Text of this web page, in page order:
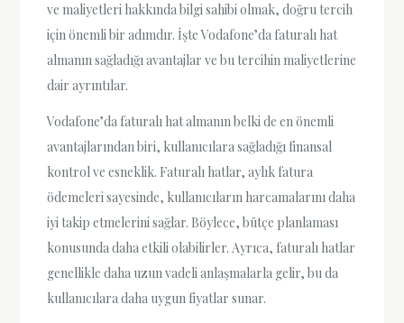
ve maliyetleri hakkında bilgi sahibi olmak, doğru tercih
için önemli bir adımdır. İşte Vodafone’da faturalı hat
almanın sağladığı avantajlar ve bu tercihin maliyetlerine
dair ayrıntılar.
Vodafone’da faturalı hat almanın belki de en önemli
avantajlarından biri, kullanıcılara sağladığı finansal
kontrol ve esneklik. Faturalı hatlar, aylık fatura
ödemeleri sayesinde, kullanıcıların harcamalarını daha
iyi takip etmelerini sağlar. Böylece, bütçe planlaması
konusunda daha etkili olabilirler. Ayrıca, faturalı hatlar
genellikle daha uzun vadeli anlaşmalarla gelir, bu da
kullanıcılara daha uygun fiyatlar sunar.